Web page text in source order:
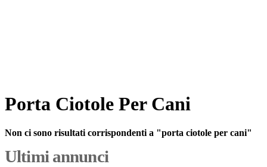
Porta Ciotole Per Cani
Non ci sono risultati corrispondenti a "porta ciotole per cani"
Ultimi annunci